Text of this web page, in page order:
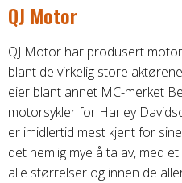
Moped / Scooter
Cross / Junior
ATV / SNØSCOOTER
Honda ATV
QJ Motor
QJ Motor har produsert
blant de virkelig store
eier blant annet MC-merket
motorsykler for Harley
er imidlertid mest kjent for
det nemlig mye å ta av, med
alle størrelser og innen de